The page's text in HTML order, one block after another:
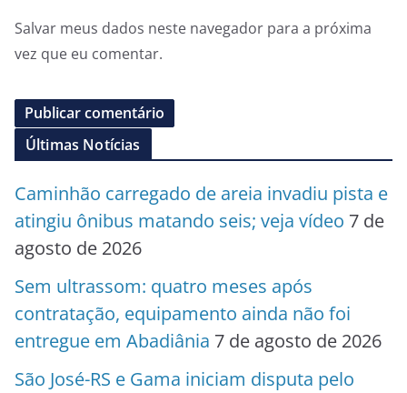
Salvar meus dados neste navegador para a próxima
vez que eu comentar.
Últimas Notícias
Caminhão carregado de areia invadiu pista e
atingiu ônibus matando seis; veja vídeo 7 de
agosto de 2026
Sem ultrassom: quatro meses após
contratação, equipamento ainda não foi
entregue em Abadiânia 7 de agosto de 2026
São José-RS e Gama iniciam disputa pelo